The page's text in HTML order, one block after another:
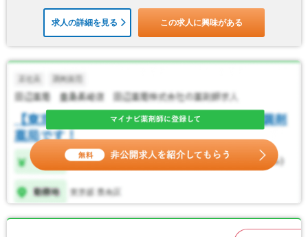
求人の詳細を見る この求人に興味がある